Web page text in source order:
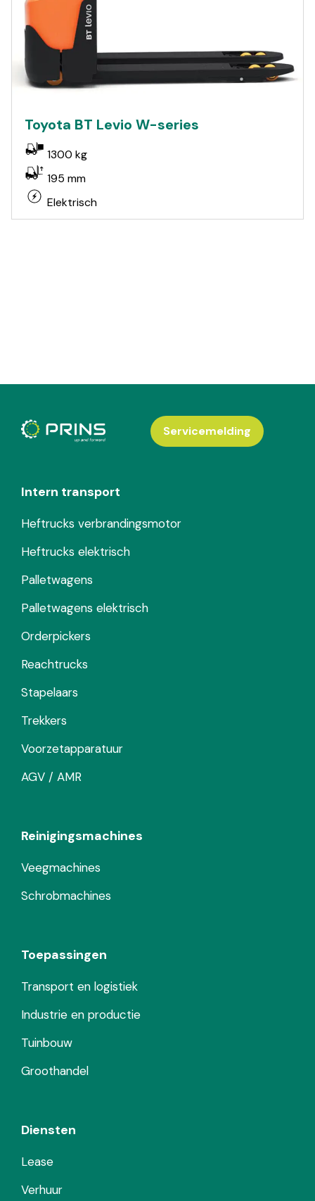
Toyota BT Levio W-series
1300 kg
195 mm
Elektrisch
Intern transport
Heftrucks verbrandingsmotor
Heftrucks elektrisch
Palletwagens
Palletwagens elektrisch
Orderpickers
Reachtrucks
Stapelaars
Trekkers
Voorzetapparatuur
AGV / AMR
Reinigingsmachines
Veegmachines
Schrobmachines
Toepassingen
Transport en logistiek
Industrie en productie
Tuinbouw
Groothandel
Diensten
Lease
Verhuur
Servicemelding